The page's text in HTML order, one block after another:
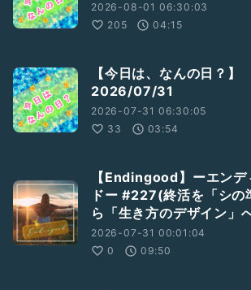
2026-08-01 06:30:03
205
04:15
【今日は、なんの日？】
2026/07/31
2026-07-31 06:30:05
33
03:54
【Endingood】ーエンデ
ドー #227(終活を「シの
ら「生き方のデザイン」
2026-07-31 00:01:04
0
09:50